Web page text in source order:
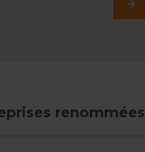
renommées